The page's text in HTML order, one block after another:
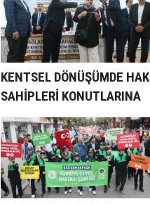
KENTSEL DÖNÜŞÜMDE HAK
SAHİPLERİ KONUTLARINA
KAVUŞUYOR